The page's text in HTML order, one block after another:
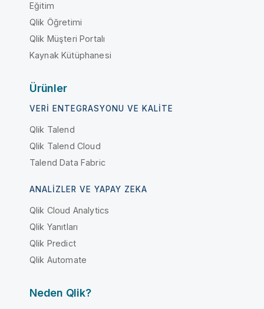
Eğitim
Qlik Öğretimi
Qlik Müşteri Portalı
Kaynak Kütüphanesi
Ürünler
VERI ENTEGRASYONU VE KALITE
Qlik Talend
Qlik Talend Cloud
Talend Data Fabric
ANALIZLER VE YAPAY ZEKA
Qlik Cloud Analytics
Qlik Yanıtları
Qlik Predict
Qlik Automate
Neden Qlik?